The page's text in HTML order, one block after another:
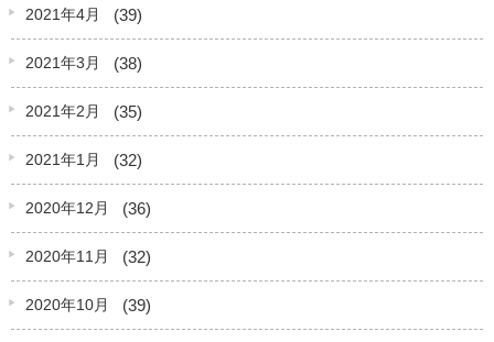
2021年4月 (39)
2021年3月 (38)
2021年2月 (35)
2021年1月 (32)
2020年12月 (36)
2020年11月 (32)
2020年10月 (39)